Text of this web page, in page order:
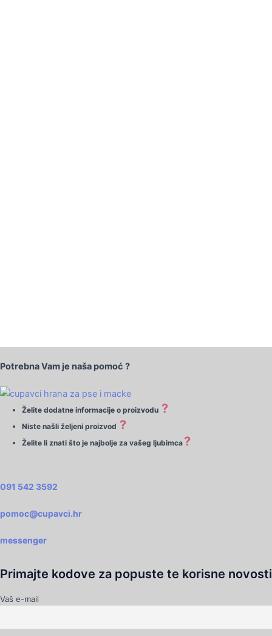
Potrebna Vam je naša pomoć ?
Želite dodatne informacije o proizvodu ?
Niste našli željeni proizvod ?
Želite li znati što je najbolje za vašeg ljubimca ?
091 542 3592
pomoc@cupavci.hr
messenger
Primajte kodove za popuste te korisne novosti
Vaš e-mail